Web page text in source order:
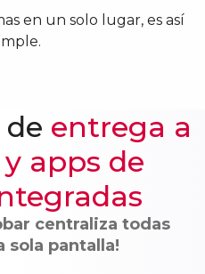
en un solo lugar, es así
entrega a
apps de
centraliza todas
sola pantalla!